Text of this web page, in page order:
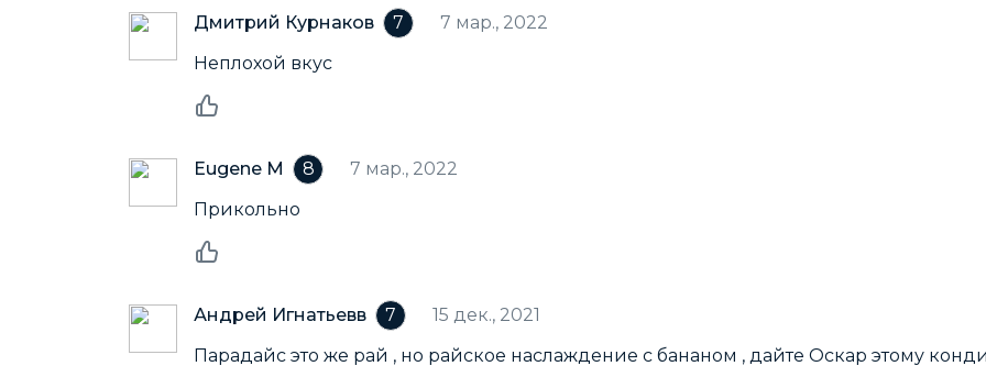
Дмитрий Курнаков 7
7 мар., 2022
Неплохой вкус
Eugene M 8
7 мар., 2022
Прикольно
Андрей Игнатьевв 7
15 дек., 2021
Парадайс это же рай , но райское наслаждение с бананом , дайте Оскар этому